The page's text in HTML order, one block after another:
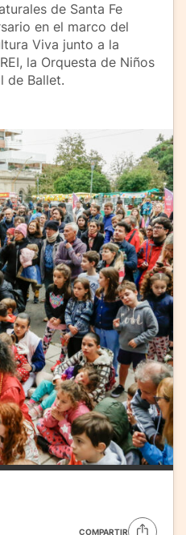
de Santa Fe
en el marco del
Viva junto a la
la Orquesta de Niños
de Ballet.
COMPARTIR